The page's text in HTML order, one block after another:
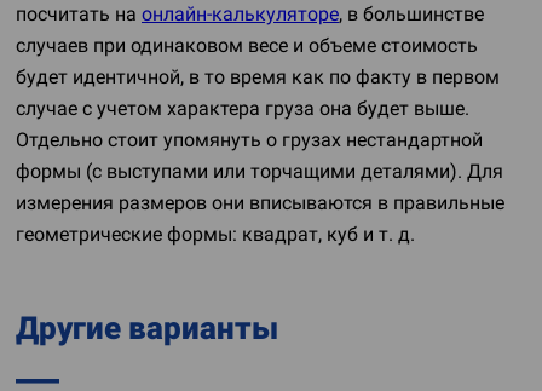
посчитать на онлайн-калькуляторе, в большинстве
случаев при одинаковом весе и объеме стоимость
будет идентичной, в то время как по факту в первом
случае с учетом характера груза она будет выше.
Отдельно стоит упомянуть о грузах нестандартной
формы (с выступами или торчащими деталями). Для
измерения размеров они вписываются в правильные
геометрические формы: квадрат, куб и т. д.
Другие варианты